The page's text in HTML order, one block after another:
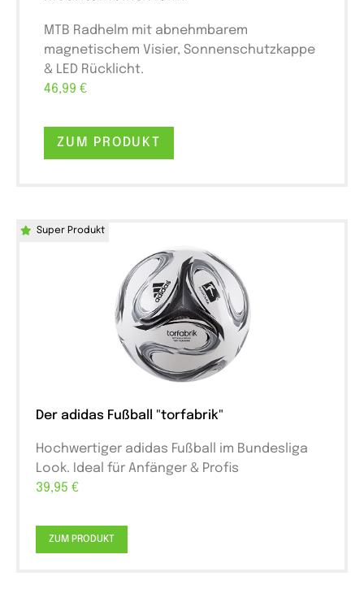
MTB Radhelm mit abnehmbarem
magnetischem Visier, Sonnenschutzkappe
& LED Rücklicht.
46,99 €
ZUM PRODUKT
Der adidas Fußball "torfabrik"
Hochwertiger adidas Fußball im Bundesliga
Look. Ideal für Anfänger & Profis
39,95 €
ZUM PRODUKT
Super Produkt